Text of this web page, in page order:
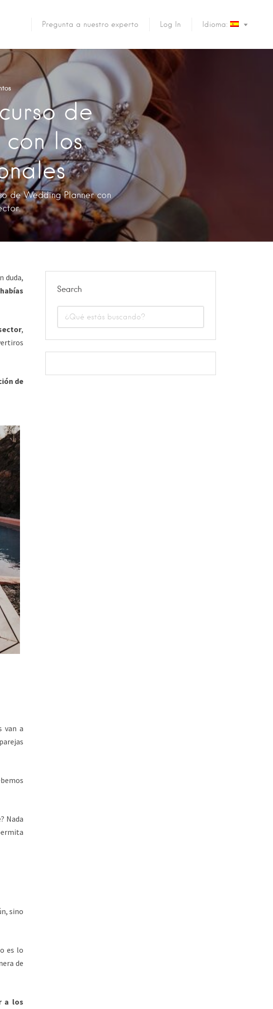
Pregunta a nuestro experto Log In Idioma:
de
los
de Wedding Planner con
duda,
,
de
van a
Nada
sino
es lo
de
a los
Search